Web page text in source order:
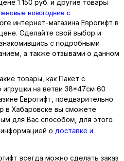
1 150 руб. и другие товары
новогодние с
интернет-магазина Еврогифт в
Сделайте свой выбор и
с подробными
а также отзывами о данном
товары, как Пакет с
игрушки на ветви 38*47см 60
Еврогифт, предварительно
в Хабаровске вы сможете
для Вас способом, для этого
о доставке и
всегда можно сделать заказ